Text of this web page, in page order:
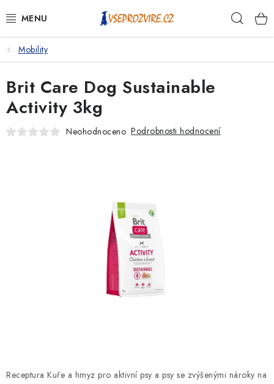
na
PSI
KOČKY
KONĚ
KRÁLÍCI/HLODAVCI/PTÁCI
Mobility
Receptura Kuře a hmyz pro aktivní psy a psy se zvýšenými nároky na
Brit Care Dog Sustainable
Activity 3kg
Neohodnoceno Podrobnosti hodnocení